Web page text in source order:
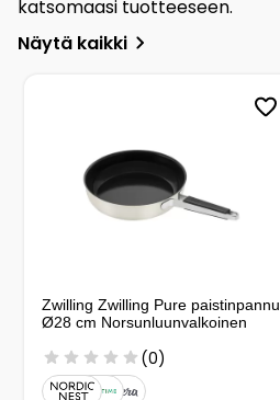
katsomaasi tuotteeseen.
Näytä kaikki
Zwilling Zwilling Pure paistinpannu
Ø28 cm Norsunluunvalkoinen
(0)